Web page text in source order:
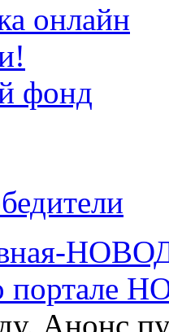
онлайн
фонд
портале
Анонс